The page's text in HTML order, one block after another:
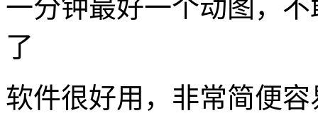
实用性: ♥♥♥♥